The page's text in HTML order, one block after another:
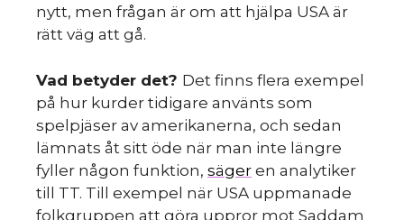
nytt, men frågan är om att hjälpa USA är
rätt väg att gå.
Vad betyder det? Det finns flera exempel
på hur kurder tidigare använts som
spelpjäser av amerikanerna, och sedan
lämnats åt sitt öde när man inte längre
fyller någon funktion, säger en analytiker
till TT. Till exempel när USA uppmanade
folkgruppen att göra uppror mot Saddam